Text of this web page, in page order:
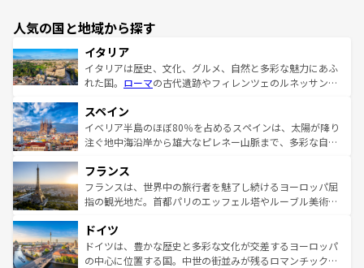
人気の国と地域から探す
イタリア
イタリアは歴史、文化、グルメ、自然と多彩な魅力にあふ
れた国。 ローマの古代遺跡やフィレンツェのルネッサンス
ろん、トスカーナの美しい田園風景やアマルフィ海岸の絶
景など、自然景観も見逃せない。観光の合間には、本場の
ピザやパスタなど、絶品のイタリア料理を堪能することも
ませてくれるイタリアで、忘れられない旅をしてみよう！
なお、新着のイタリア情報はコンテンツ一覧 を参照してほ
しい。
スペイン
イベリア半島のほぼ80％を占めるスペインは、太陽が降り
注ぐ地中海沿岸から雄大なピレネー山脈まで、多彩な自然
文化が根付くこの国では、情熱的なフラメンコ、熱気あふ
れる闘牛、そして美味しいタパスが生活の一部となってい
る。首都マドリードの洗練された雰囲気や、バルセロナの
の城塞都市、穏やかなビーチリゾートまで多彩な表情を見
せる。地方によって風土や気候が異なるスペインはその個
性で訪れる人を魅了する。 なお、新着のスペイン情報はコ
フランス
フランスは、世界中の旅行者を魅了し続けるヨーロッパ屈
指の観光地だ。首都パリのエッフェル塔やルーブル美術館
で、幅広い魅力が詰まっている。華麗な宮殿、歴史的な大
聖堂、美しいビーチ、そして豊かな自然が、訪れる者を心
から魅了する。また、フランスは美食の国としても知ら
ドイツ
ドイツは、豊かな歴史と多彩な文化が交差するヨーロッパ
の中心に位置する国。中世の街並みが残るロマンチック街